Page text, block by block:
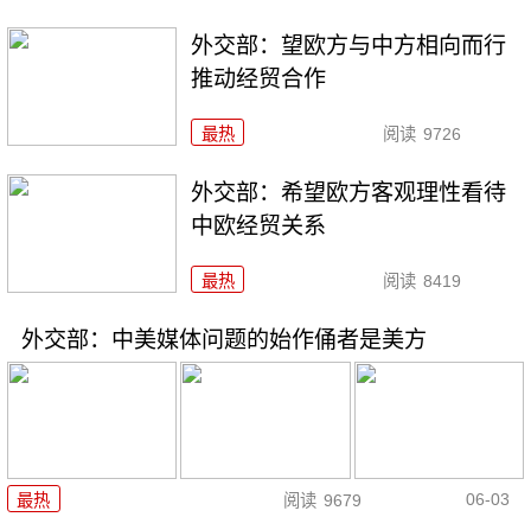
外交部：望欧方与中方相向而行
推动经贸合作
最热 阅读 9726
外交部：希望欧方客观理性看待
中欧经贸关系
最热 阅读 8419
外交部：中美媒体问题的始作俑者是美方
最热 阅读 9679 06-03